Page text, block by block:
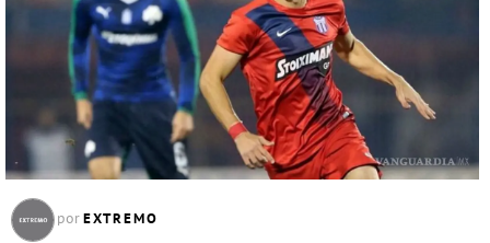
por EXTREMO